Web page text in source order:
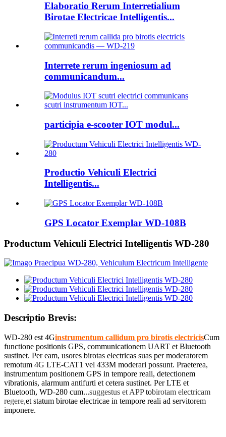
Elaboratio Rerum Interretialium
Birotae Electricae Intelligentis...
Interrete rerum ingeniosum ad
communicandum...
participia e-scooter IOT modul...
Productio Vehiculi Electrici
Intelligentis...
GPS Locator Exemplar WD-108B
Productum Vehiculi Electrici Intelligentis WD-280
Descriptio Brevis:
WD-280 est 4Ginstrumentum callidum pro birotis electricisCum
functione positionis GPS, communicationem UART et Bluetooth
sustinet. Per eam, usores birotas electricas suas per moderatorem
remotum 4G LTE-CAT1 vel 433M moderari possunt. Praeterea,
instrumentum positionem GPS in tempore reali, detectionem
vibrationis, alarmum antifurti et cetera sustinet. Per LTE et
Bluetooth, WD-280 cum...suggestus et APPtobirotam electricam
regere,et statum birotae electricae in tempore reali ad servitorem
imponere.